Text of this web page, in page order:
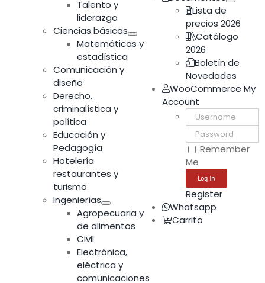
Talento y
liderazgo
Ciencias básicas
Matemáticas y
estadística
Comunicación y
diseño
Derecho,
criminalística y
política
Educación y
Pedagogía
Hotelería
restaurantes y
turismo
Ingenierías
Agropecuaria y
de alimentos
Civil
Electrónica,
eléctrica y
comunicaciones
Lista de
precios 2026
Catálogo
2026
Boletín de
Novedades
WooCommerce My
Account
Username:
Password:
Remember
Me
Register
Whatsapp
Carrito